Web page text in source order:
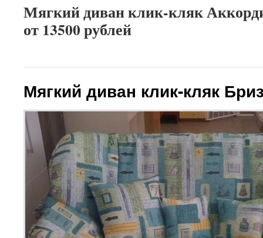
Мягкий диван клик-кляк
от 13500 рублей
Мягкий диван клик-кляк